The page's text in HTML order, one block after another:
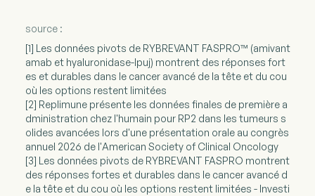
source :
[1] Les données pivots de RYBREVANT FASPRO™ (amivant
amab et hyaluronidase-lpuj) montrent des réponses fort
es et durables dans le cancer avancé de la tête et du cou
où les options restent limitées
[2] Replimune présente les données finales de première a
dministration chez l'humain pour RP2 dans les tumeurs s
olides avancées lors d'une présentation orale au congrès
annuel 2026 de l'American Society of Clinical Oncology
[3] Les données pivots de RYBREVANT FASPRO montrent
des réponses fortes et durables dans le cancer avancé d
e la tête et du cou où les options restent limitées - Investi